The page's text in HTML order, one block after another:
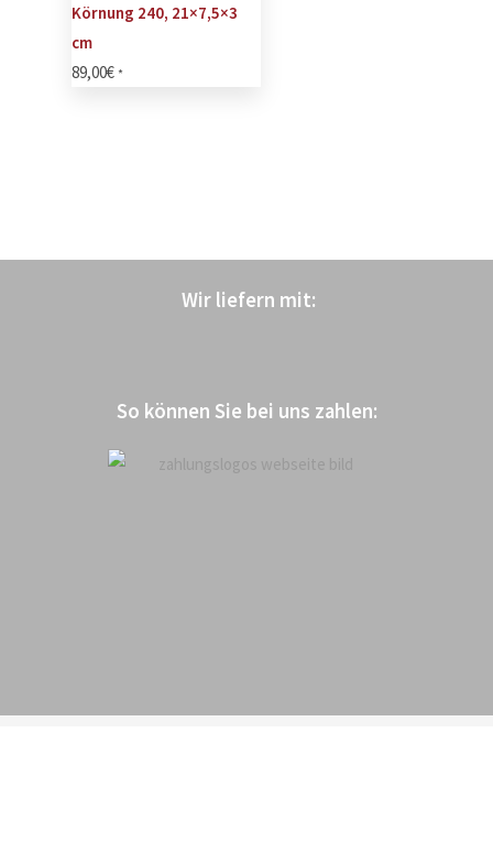
Körnung 240, 21×7,5×3
cm
89,00€ *
Wir liefern mit:
So können Sie bei uns zahlen: